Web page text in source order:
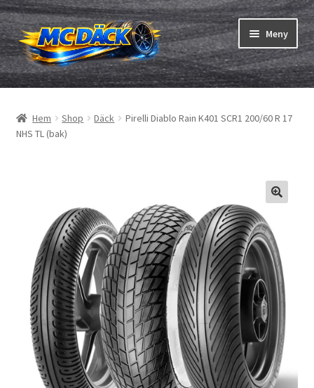
Hoppa
till
navigering
Hoppa
till
innehåll
Meny
Däck
Slangar & fälgband
Däcktest
Märken
Om oss
Hem Shop Däck
Pirelli Diablo Rain K401 SCR1 200/60 R 17
NHS TL (bak)